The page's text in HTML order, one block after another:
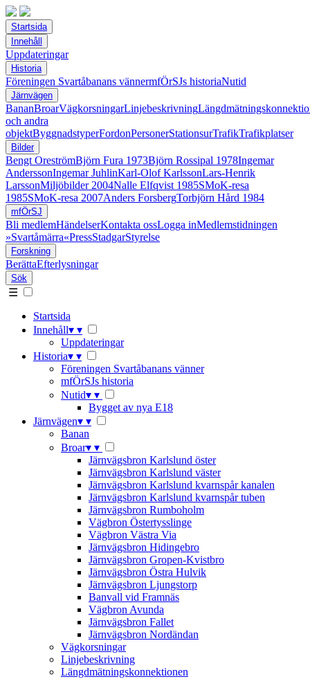
Startsida
Innehåll
Uppdateringar
Historia
Föreningen Svartåbanans vännermfÖrSJs historiaNutid
Järnvägen
BananBroarVägkorsningarLinjebeskrivning
och andra
objektByggnadstyperFordonPersonerStationsurTrafikTrafikplatser
Bilder
Bengt OreströmBjörn Fura 1973Björn Rossipal 1978Ingemar
AnderssonIngemar JuhlinKarl-Olof KarlssonLars-Henrik
LarssonMiljöbilder 2004Nalle Elfqvist 1985SMoK-resa
1985SMoK-resa 2007Anders ForsbergTorbjörn Hård 1984
mfÖrSJ
Bli medlemHändelserKontakta ossLogga inMedlemstidningen
»Svartåmärra«PressStadgarStyrelse
Forskning
BerättaEfterlysningar
Sök
☰
Startsida
Innehåll▾ ▾
Uppdateringar
Historia▾ ▾
Föreningen Svartåbanans vänner
mfÖrSJs historia
Nutid▾ ▾
Bygget av nya E18
Järnvägen▾ ▾
Banan
Broar▾ ▾
Järnvägsbron Karlslund öster
Järnvägsbron Karlslund väster
Järnvägsbron Karlslund kvarnspår kanalen
Järnvägsbron Karlslund kvarnspår tuben
Järnvägsbron Rumboholm
Vägbron Östertysslinge
Vägbron Västra Via
Järnvägsbron Hidingebro
Järnvägsbron Gropen-Kvistbro
Järnvägsbron Östra Hulvik
Järnvägsbron Ljungstorp
Banvall vid Framnäs
Vägbron Avunda
Järnvägsbron Fallet
Järnvägsbron Nordändan
Vägkorsningar
Linjebeskrivning
Längdmätningskonnektionen